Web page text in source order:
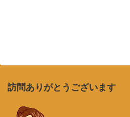
訪問ありがとうございます